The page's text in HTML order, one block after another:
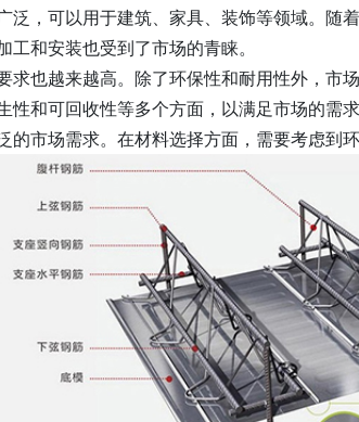
泛，可以用于建筑、家具、装饰等领域。
和安装也受到了市场的青睐。
求也越来越高。除了环保性和耐用性外，
和可回收性等多个方面，以满足市场的需求
市场需求。在材料选择方面，需要考虑到